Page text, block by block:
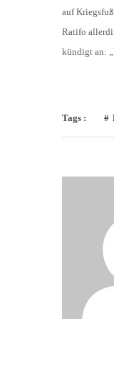
auf
Ratifo
kündigt an:
Tags :